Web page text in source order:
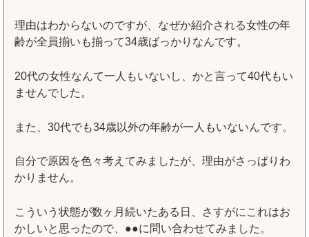
理由はわからないのですが、なぜか紹介される女性の年
齢が全員揃いも揃って34歳ばっかりなんです。
20代の女性なんて一人もいないし、かと言って40代もい
ませんでした。
また、30代でも34歳以外の年齢が一人もいないんです。
自分で原因を色々考えてみましたが、理由がさっぱりわ
かりません。
こういう状態が数ヶ月続いたある日、さすがにこれはお
かしいと思ったので、●●に問い合わせてみました。